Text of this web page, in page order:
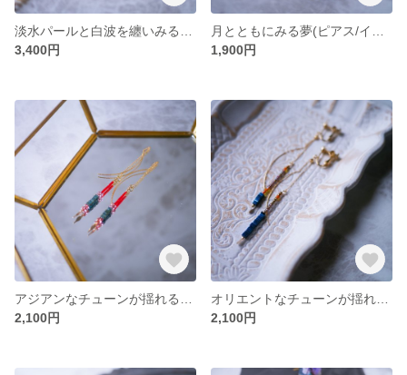
3,400円
1,900円
2,100円
2,100円